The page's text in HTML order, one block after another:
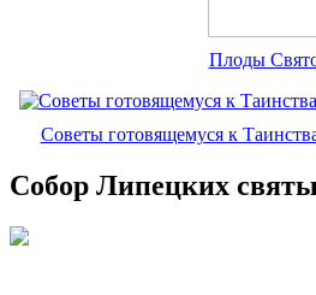
Плоды
Советы готовящемуся к
Собор Липецких